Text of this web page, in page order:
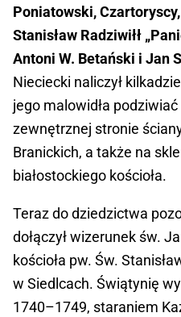
Poniatowski,
Stanisław Radziwiłł
Antoni W. Betański i Jan
Nieciecki naliczył
jego malowidła
zewnętrznej stronie
Branickich, a także na
białostockiego kościoła.
Teraz do dziedzictwa
dołączył wizerunek św.
kościoła pw. Św.
w Siedlcach. Świątynię
1740–1749, staraniem